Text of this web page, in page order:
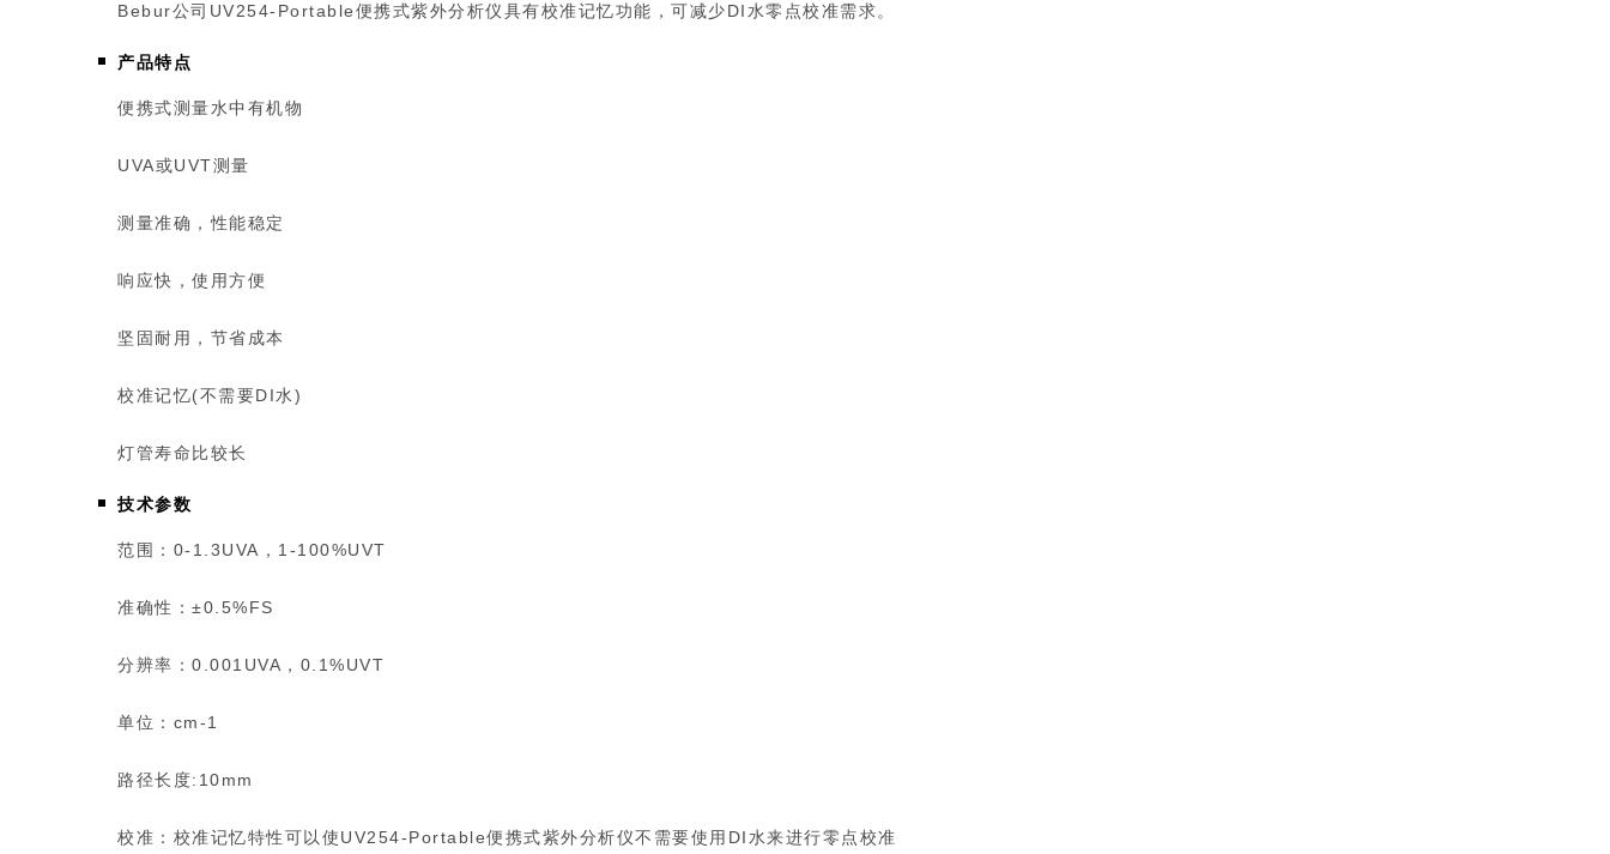
Bebur公司UV254-Portable便携式紫外分析仪具有校准记忆功能，可减少DI水零点校准需求。
产品特点
便携式测量水中有机物
UVA或UVT测量
测量准确，性能稳定
响应快，使用方便
坚固耐用，节省成本
校准记忆(不需要DI水)
灯管寿命比较长
技术参数
范围：0-1.3UVA，1-100%UVT
准确性：±0.5%FS
分辨率：0.001UVA，0.1%UVT
单位：cm-1
路径长度:10mm
校准：校准记忆特性可以使UV254-Portable便携式紫外分析仪不需要使用DI水来进行零点校准